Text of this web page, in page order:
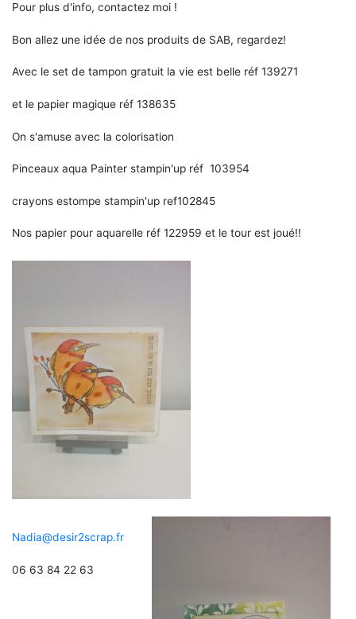
Pour plus d'info, contactez moi !
Bon allez une idée de nos produits de SAB, regardez!
Avec le set de tampon gratuit la vie est belle réf 139271
et le papier magique réf 138635
On s'amuse avec la colorisation
Pinceaux aqua Painter stampin'up réf 103954
crayons estompe stampin'up ref102845
Nos papier pour aquarelle réf 122959 et le tour est joué!!
Nadia@desir2scrap.fr
06 63 84 22 63